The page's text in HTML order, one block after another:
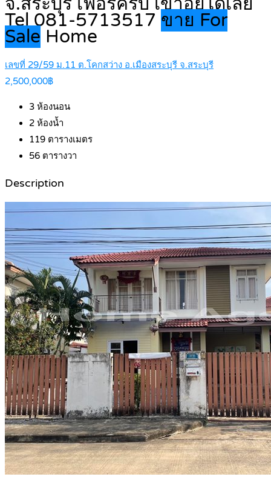
Tel 081-5713517 ขาย For
Sale Home
เลขที่ 29/59 ม.11 ต.โคกสว่าง อ.เมืองสระบุรี จ.สระบุรี
2,500,000฿
3 ห้องนอน
2 ห้องน้ำ
119 ตารางเมตร
56 ตารางวา
Description